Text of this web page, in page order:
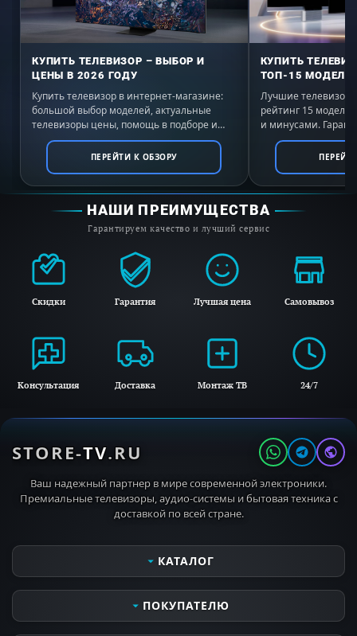
Дизайн LaserSlim
экраном.
Пульт дистанционного управления
SolarCell
использования батареек.
КУПИТЬ ТЕЛЕВИЗОР – ВЫБОР И
ЦЕНЫ В 2026 ГОДУ
Купить телевизор в интернет-магазине:
большой выбор моделей, актуальные
телевизоры цены, помощь в подборе и
выгодные условия покупки с доставкой по
всей России.ПЕРЕЙТИ К ОБЗОРУ
КУПИТЬ
ТОП-15
Лучшие телевизоры
рейтинг 15
и минусами.
России. Выбирайте
НАШИ ПРЕИМУЩЕСТВА
Гарантируем качество и лучший сервис
Скидки Гарантия Лучшая цена Самовывоз
Консультация Доставка Монтаж ТВ 24/7
STORE-TV.RU
Ваш надежный партнер в мире современной электроники.
Премиальные телевизоры, аудио-системы и бытовая техника с
доставкой по всей стране.
КАТАЛОГ
Телевизоры
Мониторы
ПОКУПАТЕЛЮ